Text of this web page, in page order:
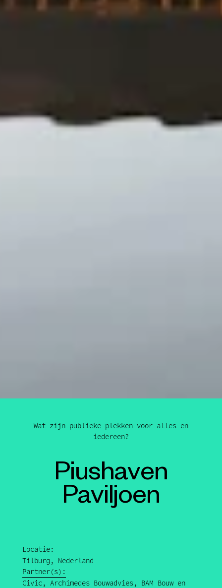
Wat zijn publieke plekken voor alles en
iedereen?
Piushaven
Paviljoen
Locatie:
Tilburg, Nederland
Partner(s):
Civic, Archimedes Bouwadvies, BAM Bouw en